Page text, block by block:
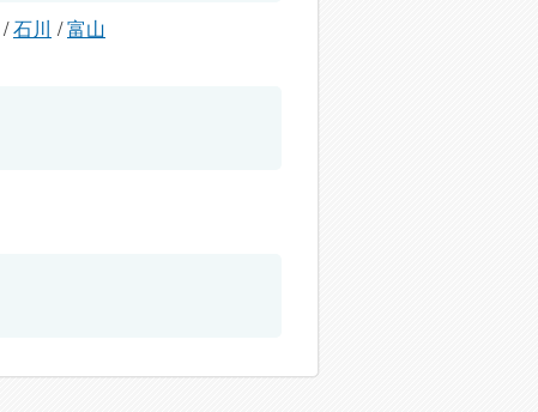
/石川 /富山